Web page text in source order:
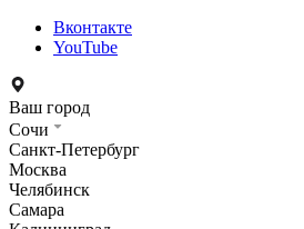
Вконтакте
YouTube
Ваш город
Сочи
Санкт-Петербург
Москва
Челябинск
Самара